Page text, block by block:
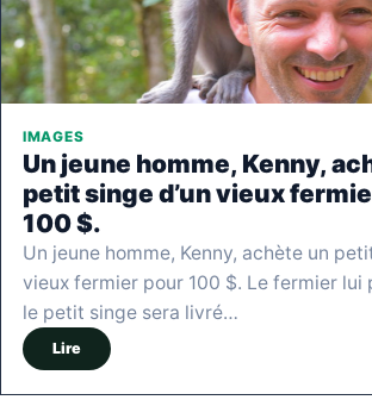
IMAGES
Un jeune homme, Kenny,
petit singe d’un vieux
100 $.
Un jeune homme, Kenny, achète un
vieux fermier pour 100 $. Le fermier lui
le petit singe sera livré…
Lire